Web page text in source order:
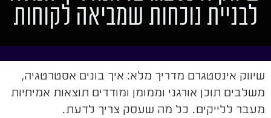
לבניית נוכחות שמביאה לקוחות
שיווק אינסטגרם מדריך מלא: איך בונים אסטרטגיה,
משלבים תוכן אורגני וממומן ומודדים תוצאות אמיתיות
מעבר ללייקים. כל מה שעסק צריך לדעת.